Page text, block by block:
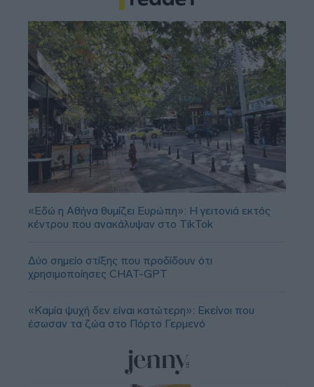
«Εδώ η Αθήνα θυμίζει Ευρώπη»: H γειτονιά εκτός
κέντρου που ανακάλυψαν στο TikTok
Δύο σημείο στίξης που προδίδουν ότι
χρησιμοποίησες CHAT-GPT
«Καμία ψυχή δεν είναι κατώτερη»: Εκείνοι που
έσωσαν τα ζώα στο Πόρτο Γερμενό